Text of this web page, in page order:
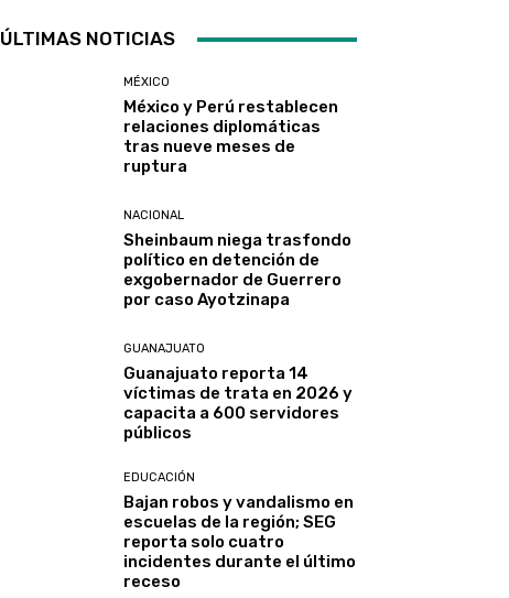
ÚLTIMAS NOTICIAS
MÉXICO
México y Perú restablecen
relaciones diplomáticas
tras nueve meses de
ruptura
NACIONAL
Sheinbaum niega trasfondo
político en detención de
exgobernador de Guerrero
por caso Ayotzinapa
GUANAJUATO
Guanajuato reporta 14
víctimas de trata en 2026 y
capacita a 600 servidores
públicos
EDUCACIÓN
Bajan robos y vandalismo en
escuelas de la región; SEG
reporta solo cuatro
incidentes durante el último
receso